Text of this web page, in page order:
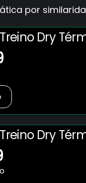
por
Dry
e Porta-
Dry
e Porta-